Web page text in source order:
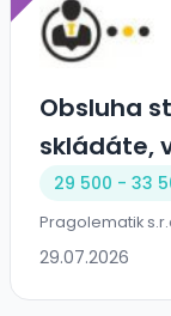
Obsluha
skládáte,
29 500 - 33
Pragolematik
29.07.2026